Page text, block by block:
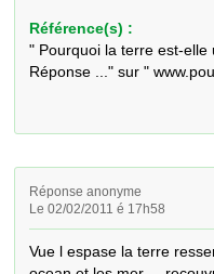
Référence(s) :
" Pourquoi la terre est-
Réponse ..." sur "
Réponse anonyme
Le 02/02/2011 é 17h58
Vue l espase la terre